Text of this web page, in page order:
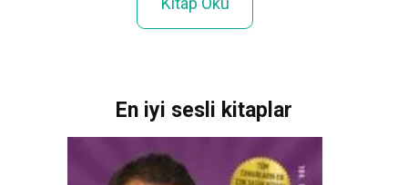
En iyi sesli kitaplar